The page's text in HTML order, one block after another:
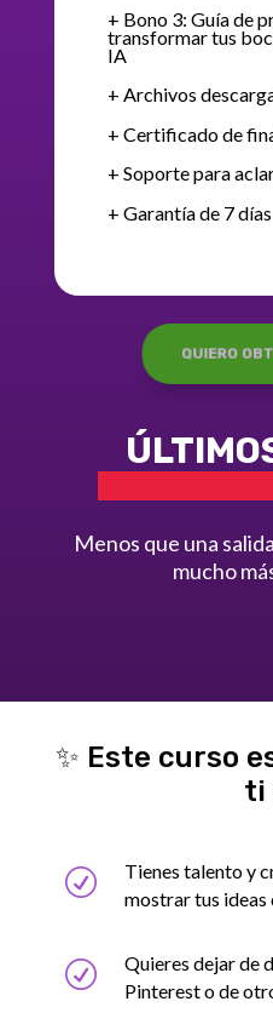
+ Bono 3: Guía de
transformar tus
IA
+ Archivos
+ Certificado de
+ Soporte para
+ Garantía de 7 días
QUIERO
Menos que una
mucho
✨ Este curso
ti
R
Tienes talento y
mostrar tus
R
Quieres dejar de
Pinterest o de